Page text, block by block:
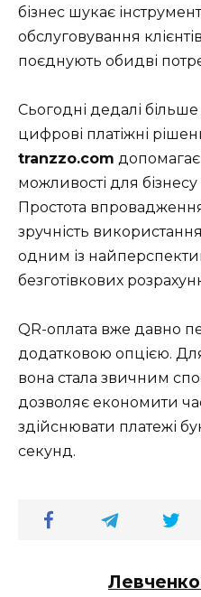
бізнес шукає
обслуговування
поєднують обидві
Сьогодні дедалі
цифрові платіжні
tranzzo.com допомагає
можливості для
Простота
зручність
одним із
безготівкових
QR-оплата вже давно
додатковою опцією.
вона стала звичним
дозволяє економити
здійснювати платежі
секунд.